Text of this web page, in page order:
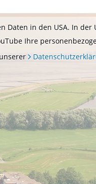
Daten in den USA. In der
Ihre